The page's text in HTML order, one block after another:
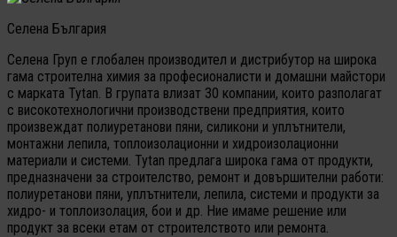
Селена България
Селена Груп е глобален производител и дистрибутор на широка
гама строителна химия за професионалисти и домашни майстори
с марката Tytan. В групата влизат 30 компании, които разполагат
с високотехнологични производствени предприятия, които
произвеждат полиуретанови пяни, силикони и уплътнители,
монтажни лепила, топлоизолационни и хидроизолационни
материали и системи. Tytan предлага широка гама от продукти,
предназначени за строителство, ремонт и довършителни работи:
полиуретанови пяни, уплътнители, лепила, системи и продукти за
хидро- и топлоизолация, бои и др. Ние имаме решение или
продукт за всеки етам от строителството или ремонта.